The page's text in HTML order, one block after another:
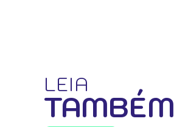
LEIA
TAMBÉM